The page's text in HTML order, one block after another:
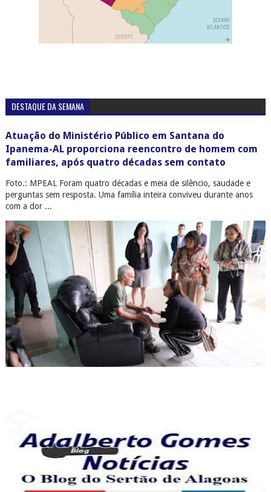
DESTAQUE DA SEMANA
Atuação do Ministério Público em Santana do
Ipanema-AL proporciona reencontro de homem com
familiares, após quatro décadas sem contato
Foto.: MPEAL Foram quatro décadas e meia de silêncio, saudade e
perguntas sem resposta. Uma família inteira conviveu durante anos
com a dor ...